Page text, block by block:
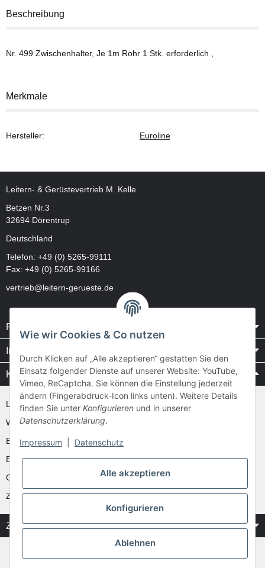
Beschreibung
Nr. 499 Zwischenhalter, Je 1m Rohr 1 Stk. erforderlich ,
Merkmale
Hersteller: Euroline
Leitern- & Gerüstevertrieb M. Kelle
Betzen Nr.3
32694 Dörentrup
Deutschland
Telefon: +49 (0) 5265-99111
Fax: +49 (0) 5265-99166
vertrieb@leitern-gerueste.de
Rechtliches
Informationen
Kataloge / Videos
Layher Videos und Downloads
WAKÜ
Ernst
Euroline
Günzburger
Zarges
Zahlung & Versand
* Alle Preise inkl. gesetzlicher USt.
** gilt für Vorkasse Banküberweisung und Lastschrifteinzug, zzgl.Versand
Wie wir Cookies & Co nutzen
Durch Klicken auf „Alle akzeptieren“ gestatten Sie den
Einsatz folgender Dienste auf unserer Website: YouTube,
Vimeo, ReCaptcha. Sie können die Einstellung jederzeit
ändern (Fingerabdruck-Icon links unten). Weitere Details
finden Sie unter Konfigurieren und in unserer
Datenschutzerklärung.
Impressum Datenschutz
Alle akzeptieren
Konfigurieren
Ablehnen